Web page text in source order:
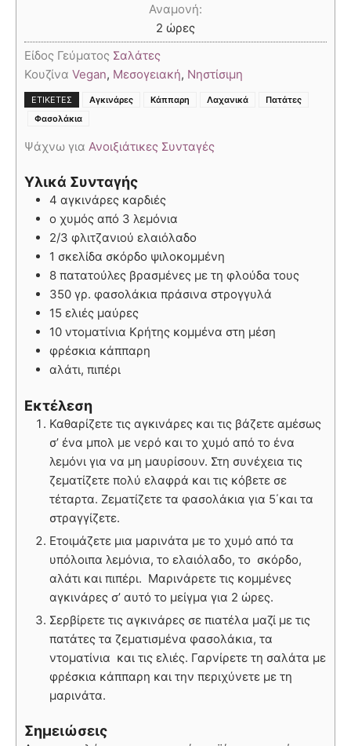
Αναμονή:
2 ώρες
Είδος Γεύματος Σαλάτες
Κουζίνα Vegan, Μεσογειακή, Νηστίσιμη
ΕΤΙΚΈΤΕΣ Αγκινάρες Κάππαρη Λαχανικά Πατάτες
Φασολάκια
Ψάχνω για Ανοιξιάτικες Συνταγές
Υλικά Συνταγής
4 αγκινάρες καρδιές
o χυμός από 3 λεμόνια
2/3 φλιτζανιού ελαιόλαδο
1 σκελίδα σκόρδο ψιλοκομμένη
8 πατατούλες βρασμένες με τη φλούδα τους
350 γρ. φασολάκια πράσινα στρογγυλά
15 ελιές μαύρες
10 ντοματίνια Κρήτης κομμένα στη μέση
φρέσκια κάππαρη
αλάτι, πιπέρι
Εκτέλεση
Καθαρίζετε τις αγκινάρες και τις βάζετε αμέσως
σ’ ένα μπολ με νερό και το χυμό από το ένα
λεμόνι για να μη μαυρίσουν. Στη συνέχεια τις
ζεματίζετε πολύ ελαφρά και τις κόβετε σε
τέταρτα. Ζεματίζετε τα φασολάκια για 5΄και τα
στραγγίζετε.
Ετοιμάζετε μια μαρινάτα με το χυμό από τα
υπόλοιπα λεμόνια, το ελαιόλαδο, το σκόρδο,
αλάτι και πιπέρι. Μαρινάρετε τις κομμένες
αγκινάρες σ’ αυτό το μείγμα για 2 ώρες.
Σερβίρετε τις αγκινάρες σε πιατέλα μαζί με τις
πατάτες τα ζεματισμένα φασολάκια, τα
ντοματίνια και τις ελιές. Γαρνίρετε τη σαλάτα με
φρέσκια κάππαρη και την περιχύνετε με τη
μαρινάτα.
Σημειώσεις